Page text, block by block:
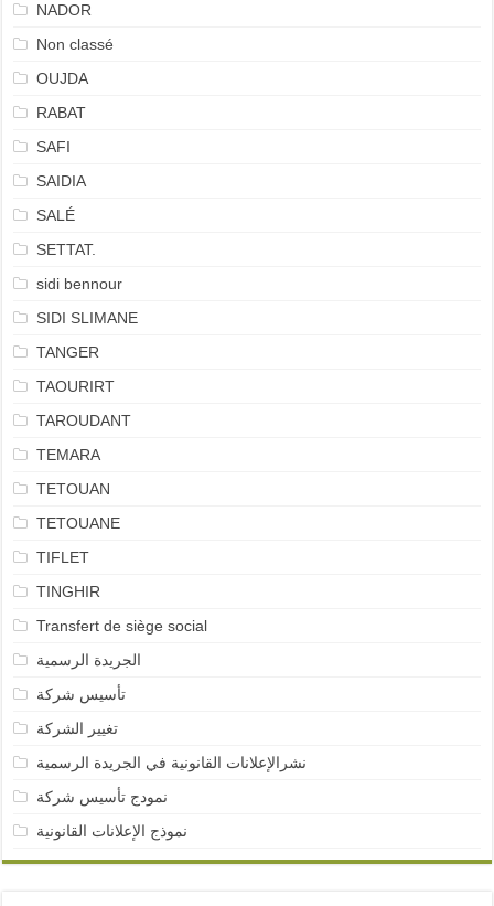
NADOR
Non classé
OUJDA
RABAT
SAFI
SAIDIA
SALÉ
SETTAT.
sidi bennour
SIDI SLIMANE
TANGER
TAOURIRT
TAROUDANT
TEMARA
TETOUAN
TETOUANE
TIFLET
TINGHIR
Transfert de siège social
الجريدة الرسمية
تأسيس شركة
تغيير الشركة
نشرالإعلانات القانونية في الجريدة الرسمية
نمودج تأسيس شركة
نموذج الإعلانات القانونية